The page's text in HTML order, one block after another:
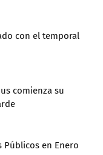
con el temporal
comienza su
Públicos en Enero